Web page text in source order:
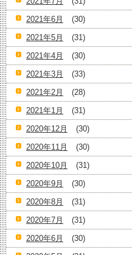
2021年6月
(30)
2021年5月
(31)
2021年4月
(30)
2021年3月
(33)
2021年2月
(28)
2021年1月
(31)
2020年12月
(30)
2020年11月
(30)
2020年10月
(31)
2020年9月
(30)
2020年8月
(31)
2020年7月
(31)
2020年6月
(30)